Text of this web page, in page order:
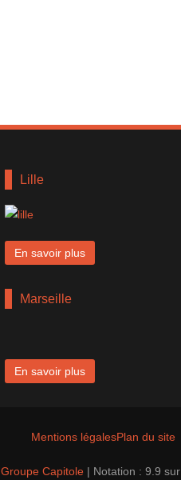
Lille
En savoir plus
Marseille
En savoir plus
Mentions légalesPlan du site
Groupe Capitole | Notation : 9.9 sur